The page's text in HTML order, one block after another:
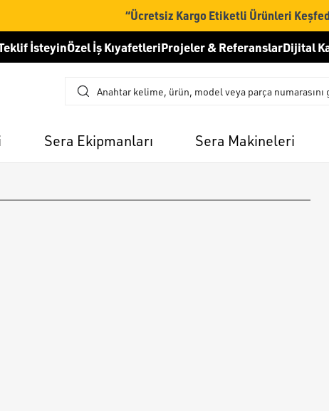
“Ücretsiz Kargo Etiketli Ürünleri
İsteyinÖzel İş KıyafetleriProjeler & ReferanslarDijital
Sera Ekipmanları Sera Makineleri